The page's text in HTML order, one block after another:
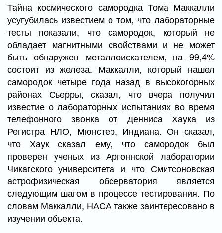
Тайна космического самородка Тома Маккалли
усугубилась известием о том, что лабораторные
тесты показали, что самородок, который не
обладает магнитными свойствами и не может
быть обнаружен металлоискателем, на 99,4%
состоит из железа. Маккалли, который нашел
самородок четыре года назад в высокогорных
районах Сьерры, сказал, что вчера получил
известие о лабораторных испытаниях во время
телефонного звонка от Денниса Хаука из
Регистра НЛО, Мюнстер, Индиана. Он сказал,
что Хаук сказал ему, что самородок был
проверен ученых из Аргоннской лаборатории
Чикагского университета и что Смитсоновская
астрофизическая обсерватория является
следующим шагом в процессе тестирования. По
словам Маккалли, НАСА также заинтересовано в
изучении объекта.